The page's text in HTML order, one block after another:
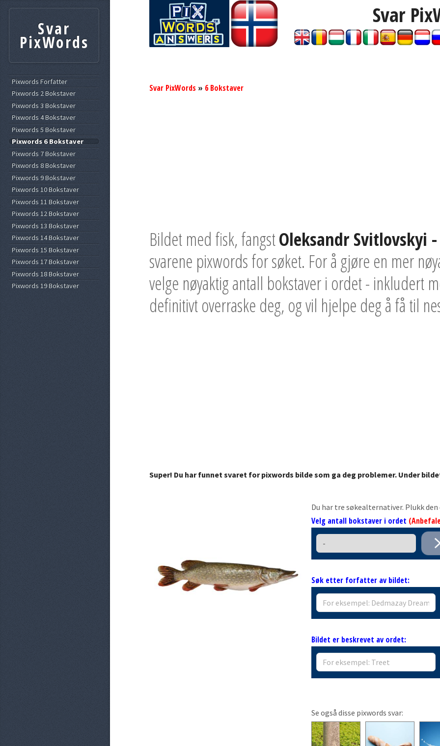
Svar
Svar PixWords » 6 Bokstaver
Bildet med fisk, fangstOleksandr Svitlovskyi
svarene pixwords for søket. For å gjøre en mer
velge nøyaktig antall bokstaver i ordet - inkludert
definitivt overraske deg, og vil hjelpe deg å få til
Super! Du har funnet svaret for pixwords bilde som ga deg problemer. Under
Du har tre søkealternativer. Plukk
Velg antall bokstaver i ordet
Søk etter forfatter av bildet:
Bildet er beskrevet av ordet:
Se også disse pixwords svar:
Svar
PixWords
Pixwords Forfatter
Pixwords 2 Bokstaver
Pixwords 3 Bokstaver
Pixwords 4 Bokstaver
Pixwords 5 Bokstaver
Pixwords 6 Bokstaver
Pixwords 7 Bokstaver
Pixwords 8 Bokstaver
Pixwords 9 Bokstaver
Pixwords 10 Bokstaver
Pixwords 11 Bokstaver
Pixwords 12 Bokstaver
Pixwords 13 Bokstaver
Pixwords 14 Bokstaver
Pixwords 15 Bokstaver
Pixwords 17 Bokstaver
Pixwords 18 Bokstaver
Pixwords 19 Bokstaver